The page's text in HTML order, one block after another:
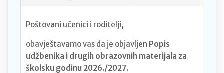
Poštovani učenici i roditelji,
obavještavamo vas da je objavljen Popis
udžbenika i drugih obrazovnih materijala za
školsku godinu 2026./2027.